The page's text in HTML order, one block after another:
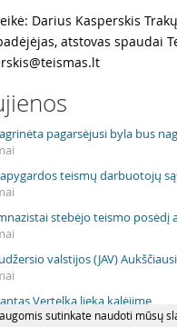
sutinkate naudoti mūsų
Darius Kasperskis
atstovas spaudai
pagarsėjusi byla bus
teismų darbuotojų
stebėjo teismo posėdį
valstijos (JAV)
Vertelka lieka kalėjime